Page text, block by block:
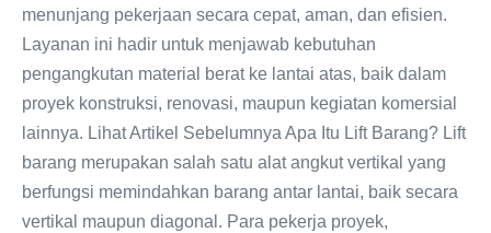
menunjang pekerjaan secara cepat, aman, dan efisien.
Layanan ini hadir untuk menjawab kebutuhan
pengangkutan material berat ke lantai atas, baik dalam
proyek konstruksi, renovasi, maupun kegiatan komersial
lainnya. Lihat Artikel Sebelumnya Apa Itu Lift Barang? Lift
barang merupakan salah satu alat angkut vertikal yang
berfungsi memindahkan barang antar lantai, baik secara
vertikal maupun diagonal. Para pekerja proyek,